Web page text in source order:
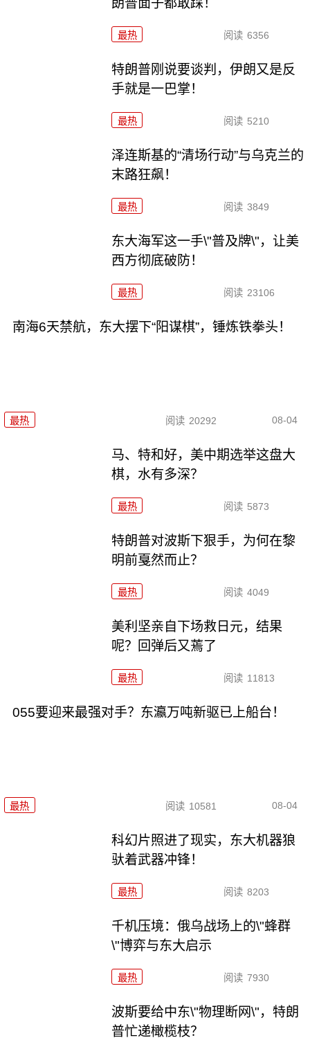
朗普面子都敢踩！
最热 阅读 6356
特朗普刚说要谈判，伊朗又是反
手就是一巴掌！
最热 阅读 5210
泽连斯基的“清场行动”与乌克兰的
末路狂飙！
最热 阅读 3849
东大海军这一手\"普及牌\"，让美
西方彻底破防！
最热 阅读 23106
南海6天禁航，东大摆下“阳谋棋”，锤炼铁拳头！
最热 阅读 20292 08-04
马、特和好，美中期选举这盘大
棋，水有多深？
最热 阅读 5873
特朗普对波斯下狠手，为何在黎
明前戛然而止？
最热 阅读 4049
美利坚亲自下场救日元，结果
呢？回弹后又蔫了
最热 阅读 11813
055要迎来最强对手？东瀛万吨新驱已上船台！
最热 阅读 10581 08-04
科幻片照进了现实，东大机器狼
驮着武器冲锋！
最热 阅读 8203
千机压境：俄乌战场上的\"蜂群
\"博弈与东大启示
最热 阅读 7930
波斯要给中东\"物理断网\"，特朗
普忙递橄榄枝？